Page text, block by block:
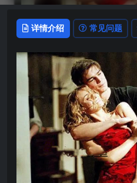
详情介绍 常见问题